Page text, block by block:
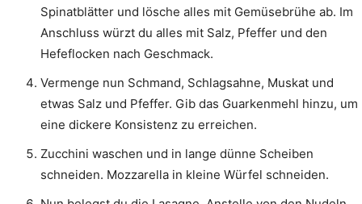
Spinatblätter und lösche alles mit Gemüsebrühe ab. Im
Anschluss würzt du alles mit Salz, Pfeffer und den
Hefeflocken nach Geschmack.
Vermenge nun Schmand, Schlagsahne, Muskat und
etwas Salz und Pfeffer. Gib das Guarkenmehl hinzu, um
eine dickere Konsistenz zu erreichen.
Zucchini waschen und in lange dünne Scheiben
schneiden. Mozzarella in kleine Würfel schneiden.